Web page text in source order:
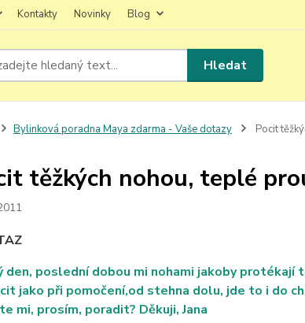
Kontakty Novinky Blog
Hledat
Bylinková poradna Maya zdarma - Vaše dotazy Pocit
těžkých nohou, teplé
den, poslední dobou mi nohami jakoby protékají
jako při pomočení,od stehna dolu, jde to i do
mi, prosím, poradit? Děkuji, Jana